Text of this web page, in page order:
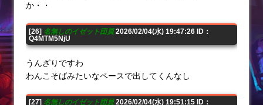
か・・
[26] 名無しのイゼット団員2026/02/04(水) 19:47:26 ID：
Q4MTM5NjU
うんざりですわ
わんこそばみたいなペースで出してくんなし
[27] 名無しのイゼット団員2026/02/04(水) 19:51:15 ID：